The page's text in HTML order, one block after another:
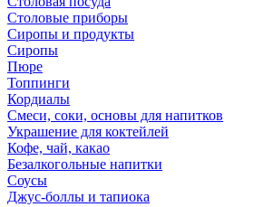
Столовые приборы
Сиропы и продукты
Сиропы
Пюре
Топпинги
Кордиалы
Смеси, соки, основы для напитков
Украшение для коктейлей
Кофе, чай, какао
Безалкогольные напитки
Соусы
Джус-боллы и тапиока